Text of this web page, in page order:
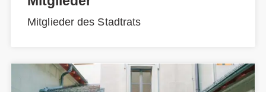
Mitglieder des Stadtrats